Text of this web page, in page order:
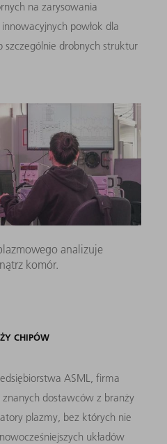
na zarysowania
powłok dla
drobnych struktur
analizuje
komór.
CHIPÓW
ASML, firma
znanych dostawców z branży
plazmy, bez których nie
układów